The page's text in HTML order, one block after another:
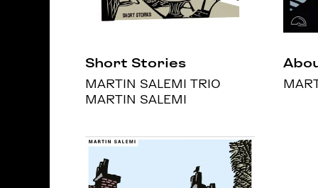
Short Stories
MARTIN SALEMI TRIO
MARTIN SALEMI